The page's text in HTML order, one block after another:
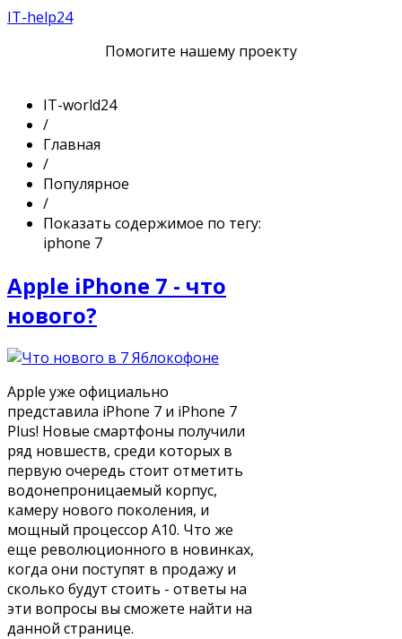
IT-help24
Помогите нашему проекту
IT-world24
/
Главная
/
Популярное
/
Показать содержимое по тегу:
iphone 7
Apple iPhone 7 - что
нового?
Apple уже официально
представила iPhone 7 и iPhone 7
Plus! Новые смартфоны получили
ряд новшеств, среди которых в
первую очередь стоит отметить
водонепроницаемый корпус,
камеру нового поколения, и
мощный процессор A10. Что же
еще революционного в новинках,
когда они поступят в продажу и
сколько будут стоить - ответы на
эти вопросы вы сможете найти на
данной странице.